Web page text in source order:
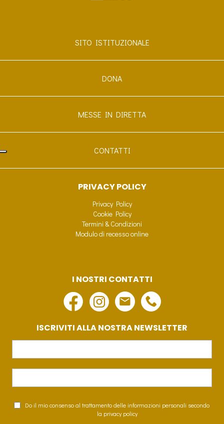
SITO ISTITUZIONALE
DONA
MESSE IN DIRETTA
CONTATTI
PRIVACY POLICY
Privacy Policy
Cookie Policy
Termini & Condizioni
Modulo di recesso online
I NOSTRI CONTATTI
ISCRIVITI ALLA NOSTRA NEWSLETTER
Do il mio consenso al trattamento delle informazioni personali secondo
la privacy policy